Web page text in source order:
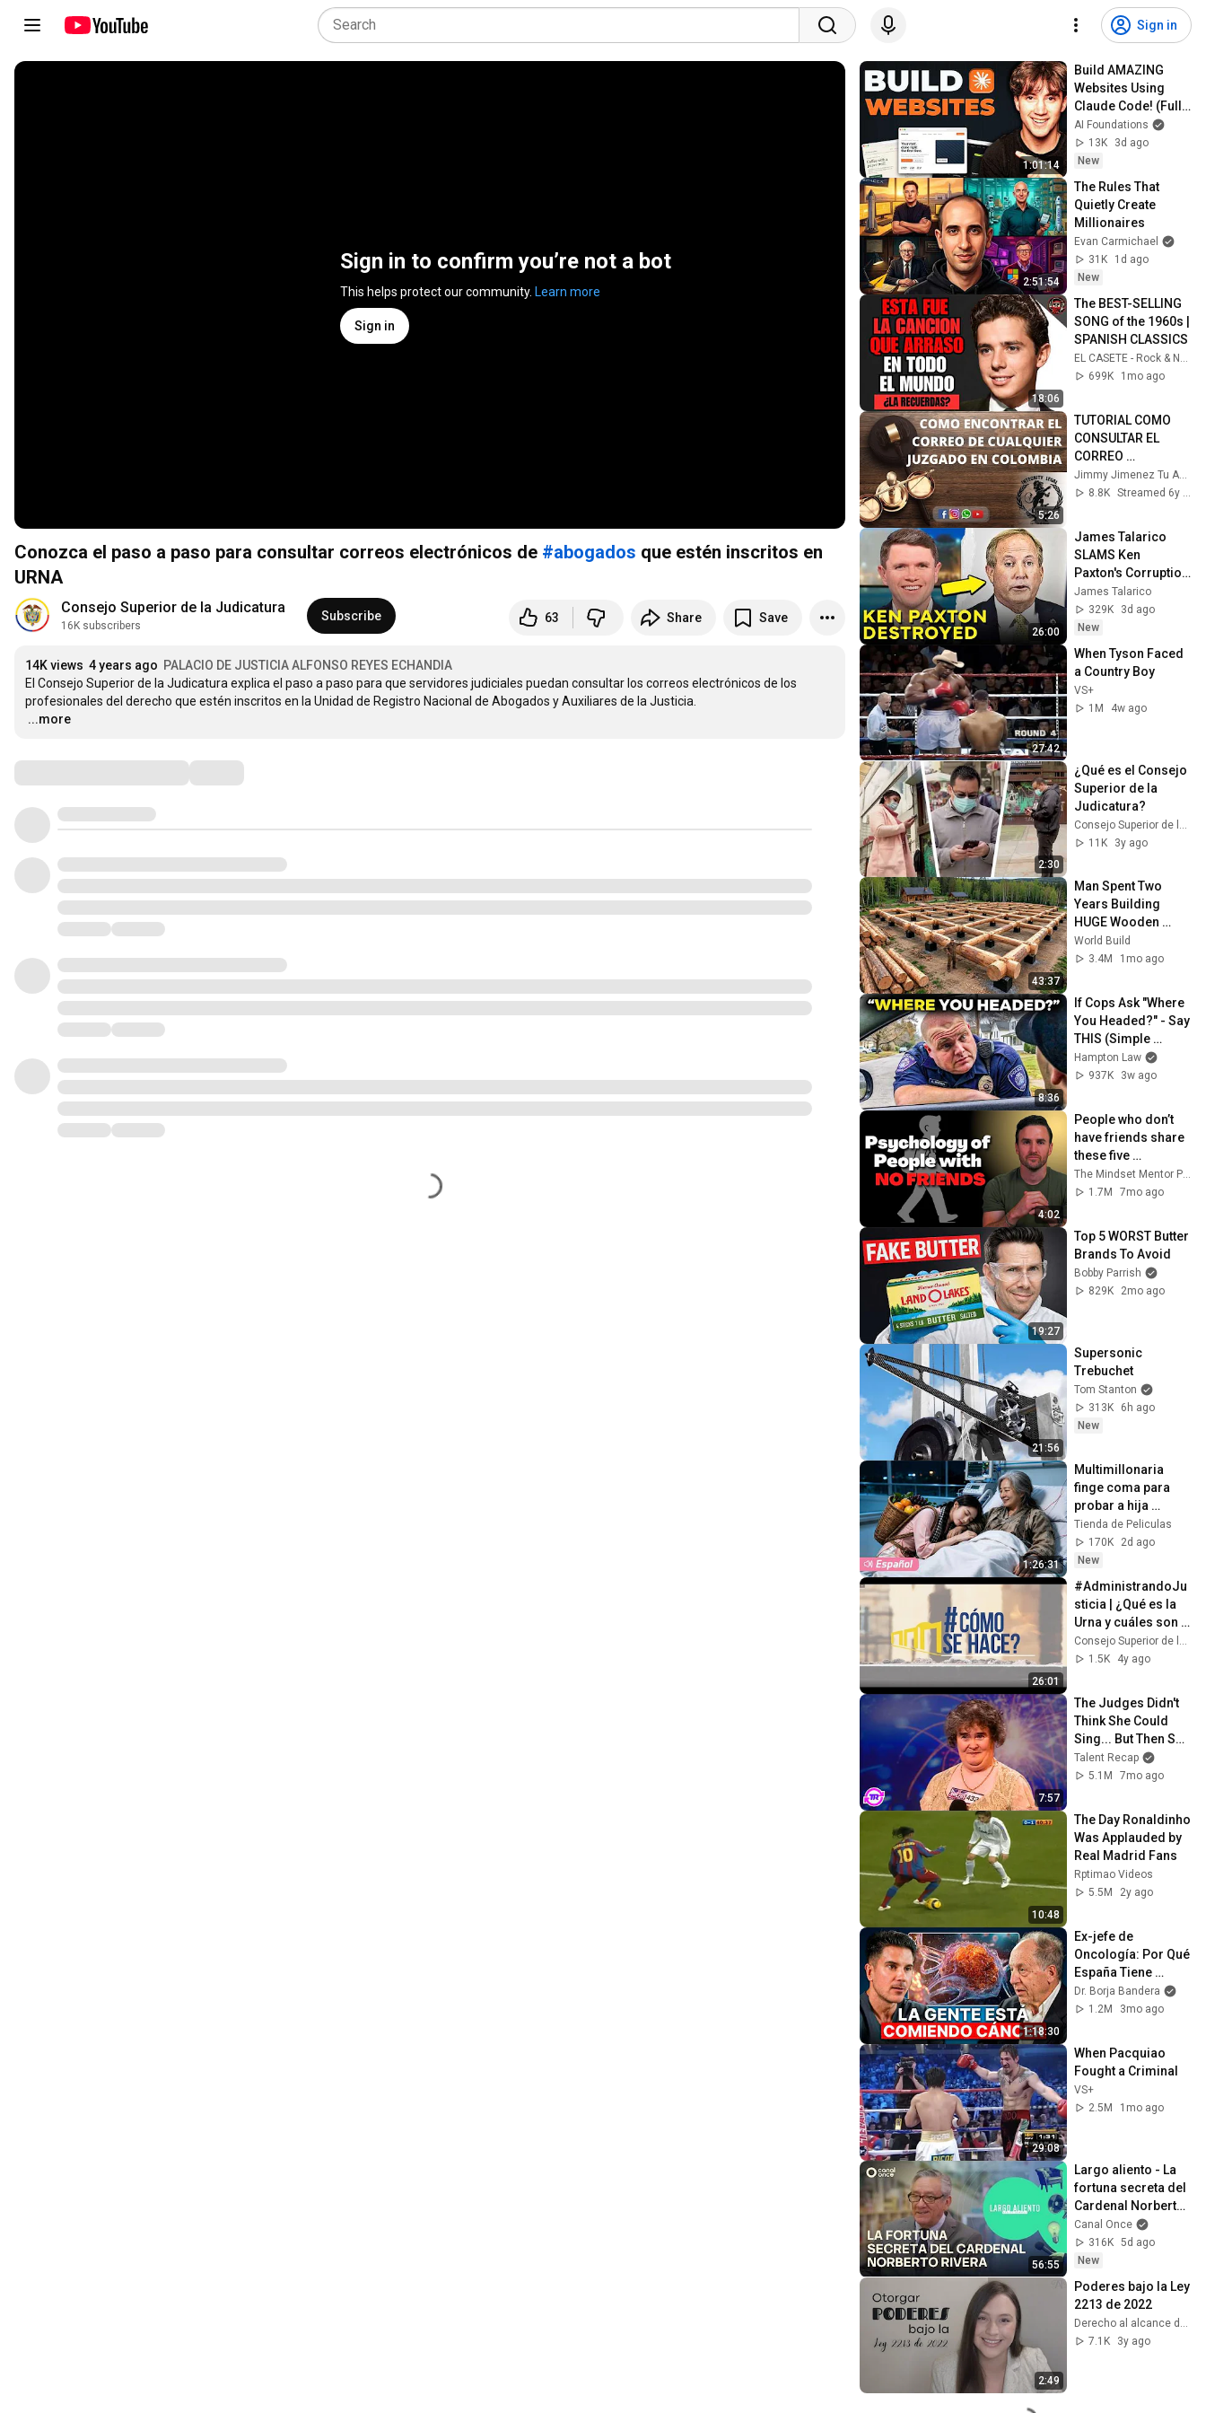
Sign in
Sign in to confirm you’re not a bot
This helps protect our community. Learn more
Sign in
Conozca el paso a paso para consultar correos electrónicos de #abogados que estén inscritos en
URNA
Consejo Superior de la Judicatura
16K subscribers
Subscribe 63 Share Save
14K views 4 years ago PALACIO DE JUSTICIA ALFONSO REYES ECHANDIA
El Consejo Superior de la Judicatura explica el paso a paso para que servidores judiciales puedan consultar los correos electrónicos de los
…
...more
1:01:14
Build AMAZING
Websites Using
Claude Code! (Full
Guide)
AI Foundations
13K
3d ago
New
2:51:54
The Rules That
Quietly Create
Millionaires
Evan Carmichael
31K
1d ago
New
18:06
The BEST-SELLING
SONG of the 1960s |
SPANISH CLASSICS
EL CASETE - Rock & Nostalgia
699K
1mo ago
5:26
TUTORIAL COMO
CONSULTAR EL
CORREO
ELECTRÓNICO DE
CUALQUIER
8.8K
26:00
James Talarico
SLAMS Ken
Paxton's Corruption
LIVE ON AIR
James Talarico
329K
3d ago
New
27:42
When Tyson Faced
a Country Boy
VS+
1M
4w ago
2:30
¿Qué es el Consejo
Superior de la
Judicatura?
11K
3y ago
43:37
Man Spent Two
Years Building
HUGE Wooden
House for his
Family | Start to
@bjornbrenton
World Build
3.4M
1mo ago
8:36
If Cops Ask "Where
You Headed?" - Say
THIS (Simple
Phrase)
Hampton Law
937K
3w ago
4:02
People who don’t
have friends share
these five
personality traits
The Mindset Mentor Podcast
1.7M
7mo ago
19:27
Top 5 WORST Butter
Brands To Avoid
Bobby Parrish
829K
2mo ago
21:56
Supersonic
Trebuchet
Tom Stanton
313K
6h ago
New
1:26:31
Multimillonaria
finge coma para
probar a hija
adoptiva, ella no la
desprecia sino
cuida con devoción
Tienda de Peliculas
170K
2d ago
New
26:01
#AdministrandoJu
sticia | ¿Qué es la
Urna y cuáles son
los trámites que se
realizan en esta
Consejo Superior de la Judicatura
1.5K
4y ago
7:57
The Judges Didn't
Think She Could
Sing... But Then She
Opened Her Mouth!
Talent Recap
5.1M
7mo ago
10:48
The Day Ronaldinho
Was Applauded by
Real Madrid Fans
Rptimao Videos
5.5M
2y ago
1:18:30
Ex-jefe de
Oncología: Por Qué
España Tiene
Tantos Casos de
Cáncer (la
Dr. Borja Bandera
1.2M
3mo ago
29:08
When Pacquiao
Fought a Criminal
VS+
2.5M
1mo ago
56:55
Largo aliento - La
fortuna secreta del
Cardenal Norberto
Rivera (01/08/2026)
Canal Once
316K 5d ago
New
2:49
Poderes bajo la Ley
2213 de 2022
7.1K
3y ago